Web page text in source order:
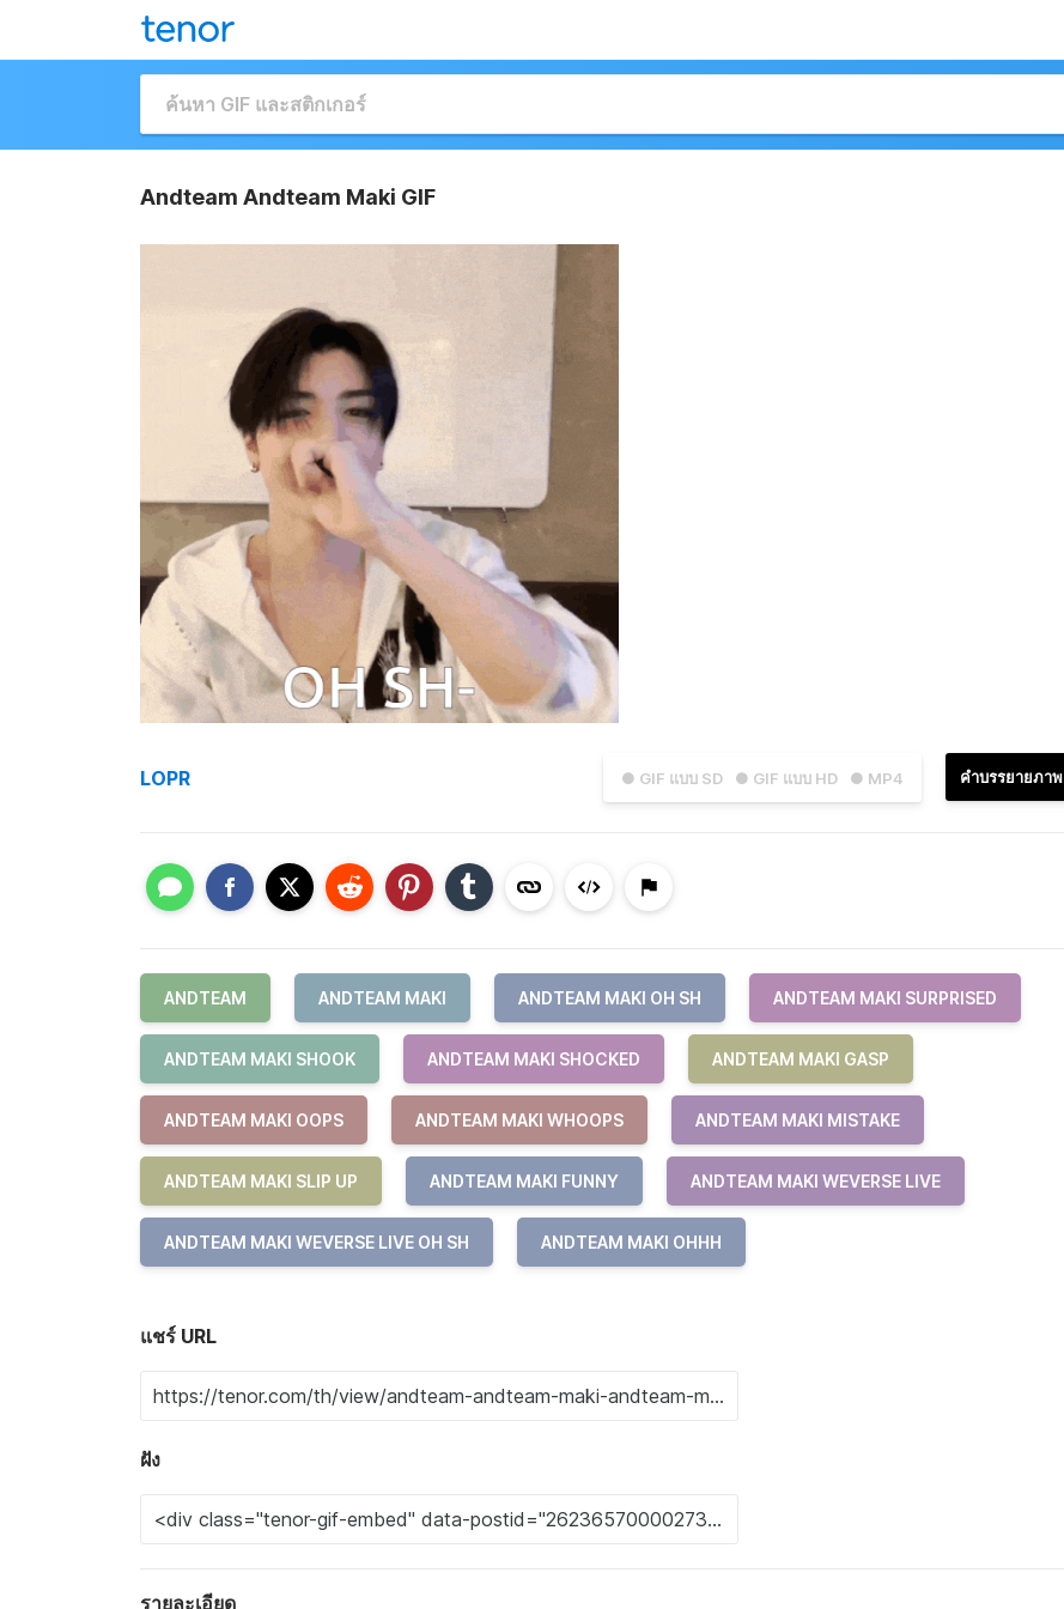
Andteam Andteam Maki GIF
● GIF แบบ SD ● GIF แบบ HD ● MP4 คำบรรยายภาพ
LOPR
ANDTEAM ANDTEAM MAKI ANDTEAM MAKI OH SH ANDTEAM MAKI SURPRISED
ANDTEAM MAKI SHOOK ANDTEAM MAKI SHOCKED ANDTEAM MAKI GASP
ANDTEAM MAKI OOPS ANDTEAM MAKI WHOOPS ANDTEAM MAKI MISTAKE
ANDTEAM MAKI SLIP UP ANDTEAM MAKI FUNNY ANDTEAM MAKI WEVERSE LIVE
ANDTEAM MAKI WEVERSE LIVE OH SH ANDTEAM MAKI OHHH
แชร์ URL
ฝัง
รายละเอียด